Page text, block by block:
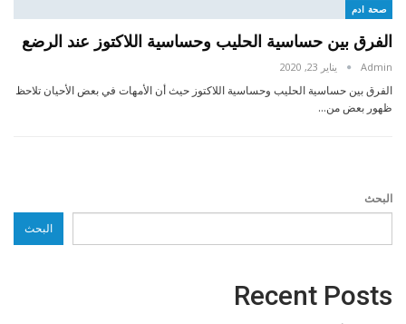
صحة ادم
الفرق بين حساسية الحليب وحساسية اللاكتوز عند الرضع
Admin يناير 23, 2020
الفرق بين حساسية الحليب وحساسية اللاكتوز حيث أن الأمهات في بعض الأحيان تلاحظ
ظهور بعض من…
البحث
البحث
Recent Posts